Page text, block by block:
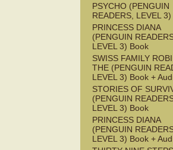
PSYCHO (PENGUIN
READERS, LEVEL
PRINCESS DIANA
(PENGUIN
LEVEL 3) Book
SWISS FAMILY
THE (PENGUIN
LEVEL 3) Book +
STORIES OF
(PENGUIN
LEVEL 3) Book
PRINCESS DIANA
(PENGUIN
LEVEL 3) Book +